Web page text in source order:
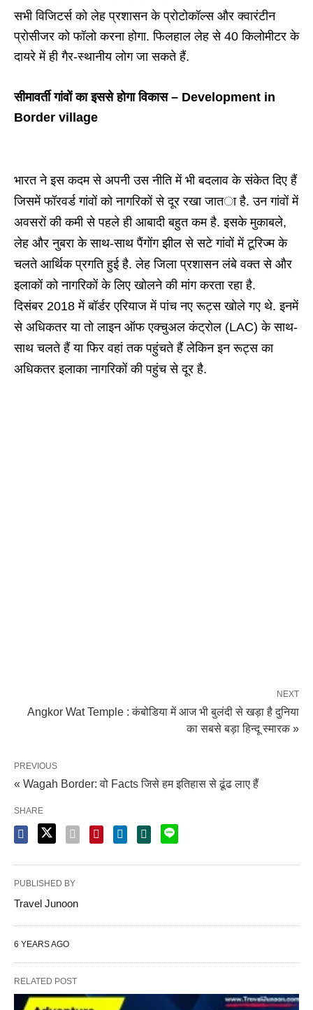
सभी विजिटर्स को लेह प्रशासन के प्रोटोकॉल्‍स और क्‍वारंटीन
प्रोसीजर को फॉलो करना होगा. फिलहाल लेह से 40 किलोमीटर के
दायरे में ही गैर-स्‍थानीय लोग जा सकते हैं.
सीमावर्ती गांवों का इससे होगा विकास – Development in
Border village
भारत ने इस कदम से अपनी उस नीति में भी बदलाव के संकेत दिए हैं
जिसमें फॉरवर्ड गांवों को नागरिकों से दूर रखा जाता है. उन गांवों में
अवसरों की कमी से पहले ही आबादी बहुत कम है. इसके मुकाबले,
लेह और नुबरा के साथ-साथ पैंगोंग झील से सटे गांवों में टूरिज्‍म के
चलते आर्थिक प्र‍गति हुई है. लेह जिला प्रशासन लंबे वक्‍त से और
इलाकों को नागरिकों के लिए खोलने की मांग करता रहा है.
दिसंबर 2018 में बॉर्डर एरियाज में पांच नए रूट्स खोले गए थे. इनमें
से अधिकतर या तो लाइन ऑफ एक्‍चुअल कंट्रोल (LAC) के साथ-
साथ चलते हैं या फिर वहां तक पहुंचते हैं लेकिन इन रूट्स का
अधिकतर इलाका नागरिकों की पहुंच से दूर है.
NEXT
Angkor Wat Temple : कंबोडिया में आज भी बुलंदी से खड़ा है दुनिया
का सबसे बड़ा हिन्दू स्मारक »
PREVIOUS
« Wagah Border: वो Facts जिसे हम इतिहास से ढूंढ लाए हैं
SHARE
PUBLISHED BY
Travel Junoon
6 YEARS AGO
RELATED POST